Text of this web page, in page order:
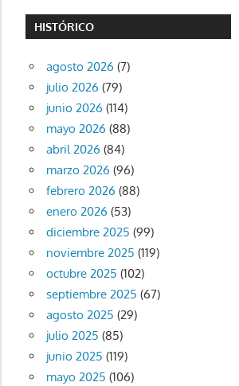
HISTÓRICO
agosto 2026 (7)
julio 2026 (79)
junio 2026 (114)
mayo 2026 (88)
abril 2026 (84)
marzo 2026 (96)
febrero 2026 (88)
enero 2026 (53)
diciembre 2025 (99)
noviembre 2025 (119)
octubre 2025 (102)
septiembre 2025 (67)
agosto 2025 (29)
julio 2025 (85)
junio 2025 (119)
mayo 2025 (106)